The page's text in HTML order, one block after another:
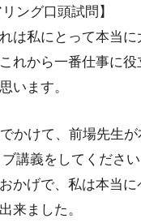
ング口頭試問】
は私にとって本当
れから一番仕事に
います。
かけて、前場先生
講義をしてくださ
かげで、私は本当
来ました。